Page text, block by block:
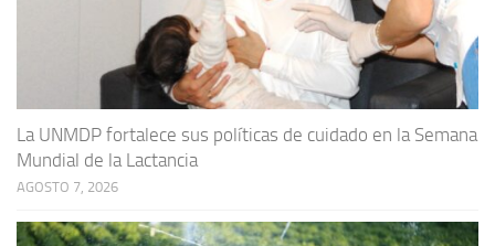
La UNMDP fortalece sus políticas de cuidado en la Semana
Mundial de la Lactancia
AGOSTO 7, 2026